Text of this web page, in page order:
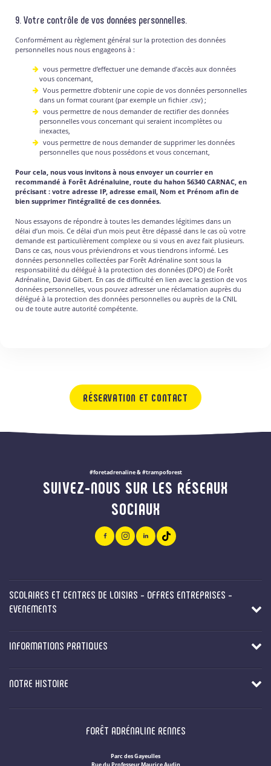
9. Votre contrôle de vos données personnelles.
Conformément au règlement général sur la protection des données
personnelles nous nous engageons à :
vous permettre d’effectuer une demande d’accès aux données
vous concernant,
Vous permettre d’obtenir une copie de vos données personnelles
dans un format courant (par exemple un fichier .csv) ;
vous permettre de nous demander de rectifier des données
personnelles vous concernant qui seraient incomplètes ou
inexactes,
vous permettre de nous demander de supprimer les données
personnelles que nous possédons et vous concernant,
Pour cela, nous vous invitons à nous envoyer un courrier en
recommandé à Forêt Adrénaluine, route du hahon 56340 CARNAC, en
précisant : votre adresse IP, adresse email, Nom et Prénom afin de
bien supprimer l’intégralité de ces données.
Nous essayons de répondre à toutes les demandes légitimes dans un
délai d’un mois. Ce délai d’un mois peut être dépassé dans le cas où votre
demande est particulièrement complexe ou si vous en avez fait plusieurs.
Dans ce cas, nous vous préviendrons et vous tiendrons informé. Les
données personnelles collectées par Forêt Adrénaline sont sous la
responsabilité du délégué à la protection des données (DPO) de Forêt
Adrénaline, David Gibert. En cas de difficulté en lien avec la gestion de vos
données personnelles, vous pouvez adresser une réclamation auprès du
délégué à la protection des données personnelles ou auprès de la CNIL
ou de toute autre autorité compétente.
RÉSERVATION ET CONTACT
#foretadrenaline & #trampoforest
SUIVEZ-NOUS SUR LES RÉSEAUX
SOCIAUX
SCOLAIRES ET CENTRES DE LOISIRS - OFFRES ENTREPRISES -
EVENEMENTS
INFORMATIONS PRATIQUES
NOTRE HISTOIRE
FORÊT ADRÉNALINE RENNES
Parc des Gayeulles
Rue du Professeur Maurice Audin